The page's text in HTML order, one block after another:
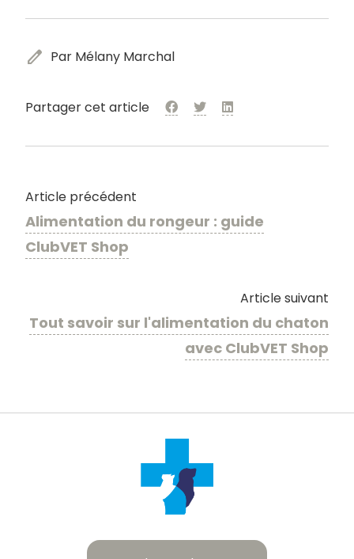
edit Par Mélany Marchal
Partager cet article
Article précédent
Alimentation du rongeur : guide
ClubVET Shop
Article suivant
Tout savoir sur l'​alimentation du chaton
avec ClubVET Shop